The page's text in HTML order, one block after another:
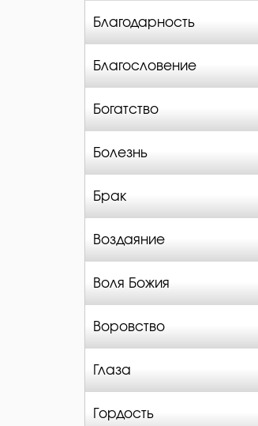
Благодарность
Благословение
Богатство
Болезнь
Брак
Воздаяние
Воля Божия
Воровство
Глаза
Гордость